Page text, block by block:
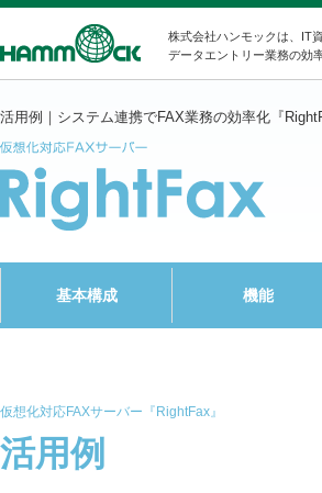
株式会社ハンモックは、IT
データエントリー業務の効
活用例｜システム連携でFAX業務の効率化『
基本構成 機能
仮想化対応FAXサーバー『RightFax』
活用例